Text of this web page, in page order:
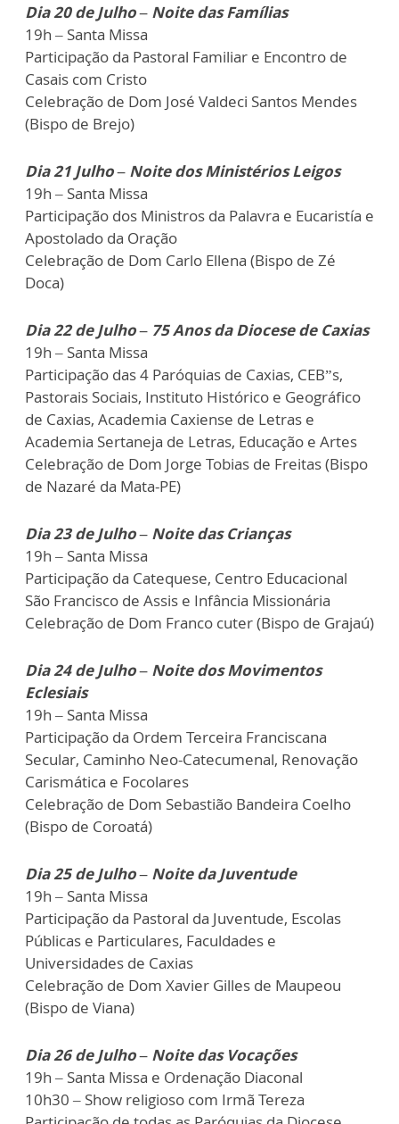
Dia 20 de Julho – Noite das Famílias
19h – Santa Missa
Participação da Pastoral Familiar e Encontro de
Casais com Cristo
Celebração de Dom José Valdeci Santos Mendes
(Bispo de Brejo)
Dia 21 Julho – Noite dos Ministérios Leigos
19h – Santa Missa
Participação dos Ministros da Palavra e Eucaristía e
Apostolado da Oração
Celebração de Dom Carlo Ellena (Bispo de Zé
Doca)
Dia 22 de Julho – 75 Anos da Diocese de Caxias
19h – Santa Missa
Participação das 4 Paróquias de Caxias, CEB”s,
Pastorais Sociais, Instituto Histórico e Geográfico
de Caxias, Academia Caxiense de Letras e
Academia Sertaneja de Letras, Educação e Artes
Celebração de Dom Jorge Tobias de Freitas (Bispo
de Nazaré da Mata-PE)
Dia 23 de Julho – Noite das Crianças
19h – Santa Missa
Participação da Catequese, Centro Educacional
São Francisco de Assis e Infância Missionária
Celebração de Dom Franco cuter (Bispo de Grajaú)
Dia 24 de Julho – Noite dos Movimentos
Eclesiais
19h – Santa Missa
Participação da Ordem Terceira Franciscana
Secular, Caminho Neo-Catecumenal, Renovação
Carismática e Focolares
Celebração de Dom Sebastião Bandeira Coelho
(Bispo de Coroatá)
Dia 25 de Julho – Noite da Juventude
19h – Santa Missa
Participação da Pastoral da Juventude, Escolas
Públicas e Particulares, Faculdades e
Universidades de Caxias
Celebração de Dom Xavier Gilles de Maupeou
(Bispo de Viana)
Dia 26 de Julho – Noite das Vocações
19h – Santa Missa e Ordenação Diaconal
10h30 – Show religioso com Irmã Tereza